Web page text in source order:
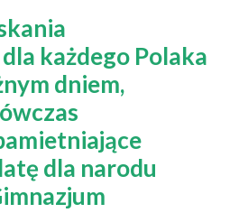
każdego Polaka
dniem,
dla narodu